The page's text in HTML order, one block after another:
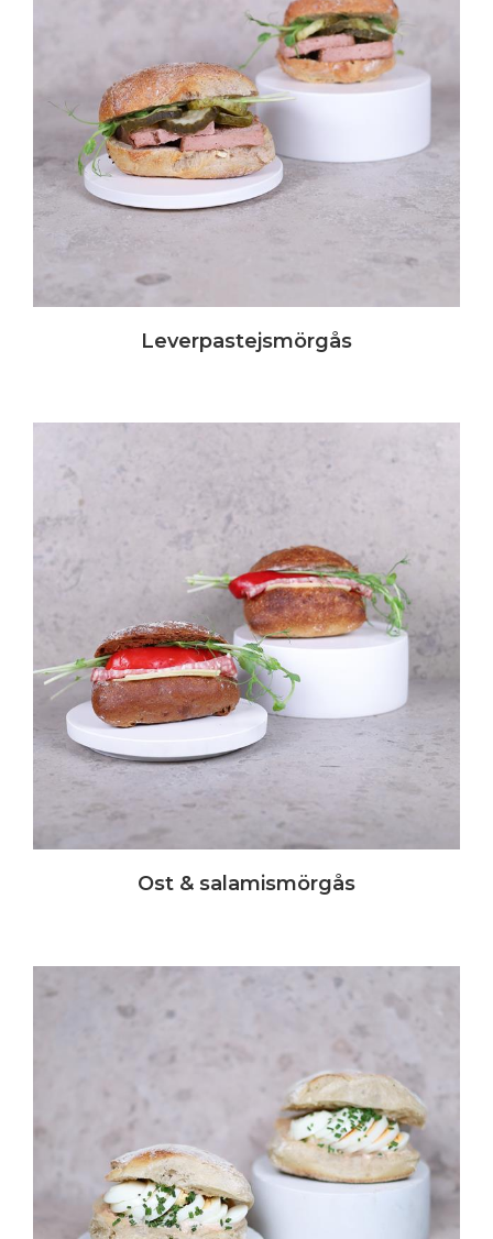
Leverpastejsmörgås
Ost & salamismörgås